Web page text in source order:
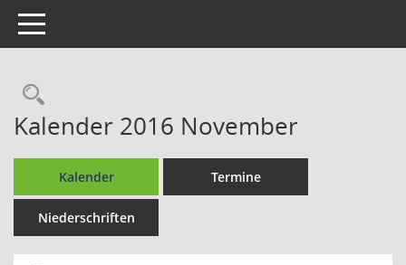
Toggle navigation
Rechercheauswahl
Kalender 2016 November
Kalender Termine
Niederschriften